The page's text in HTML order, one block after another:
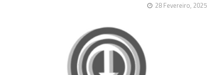
28 Fevereiro, 2025